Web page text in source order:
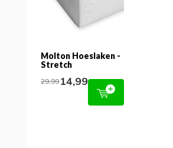
Molton Hoeslaken -
Stretch
29,9914,99